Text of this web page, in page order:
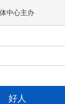
中心主办
好人